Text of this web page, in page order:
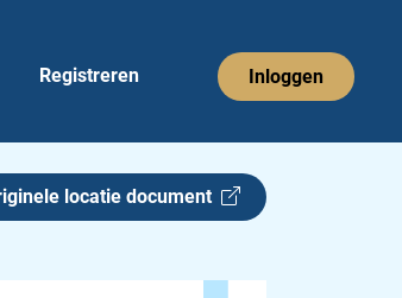
Registreren Inloggen
locatie document